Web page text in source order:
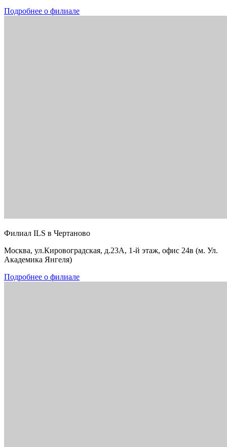
Подробнее о филиале
Филиал ILS в Чертаново
Москва, ул.Кировоградская, д.23А, 1-й этаж, офис 24в (м. Ул.
Академика Янгеля)
Подробнее о филиале